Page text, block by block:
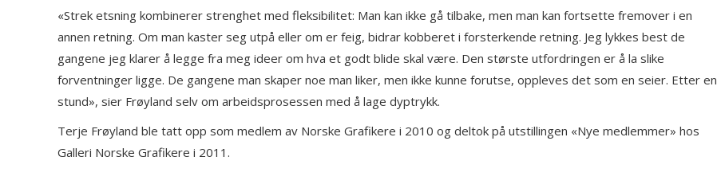
«Strek etsning kombinerer strenghet med fleksibilitet: Man kan ikke gå tilbake, men man kan fortsette fremover i en
annen retning. Om man kaster seg utpå eller om er feig, bidrar kobberet i forsterkende retning. Jeg lykkes best de
gangene jeg klarer å legge fra meg ideer om hva et godt blide skal være. Den største utfordringen er å la slike
forventninger ligge. De gangene man skaper noe man liker, men ikke kunne forutse, oppleves det som en seier. Etter en
stund», sier Frøyland selv om arbeidsprosessen med å lage dyptrykk.
Terje Frøyland ble tatt opp som medlem av Norske Grafikere i 2010 og deltok på utstillingen «Nye medlemmer» hos
Galleri Norske Grafikere i 2011.